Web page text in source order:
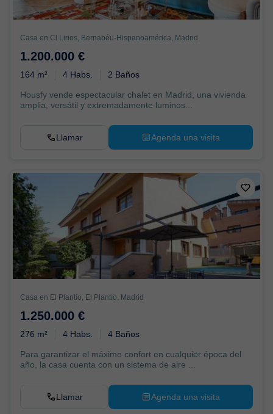
Casa en Cl Lirios, Bernabéu-Hispanoamérica, Madrid
1.200.000 €
164 m² 4 Habs. 2 Baños
Housfy vende espectacular chalet en Madrid, una vivienda
amplia, versátil y extremadamente luminos...
Llamar Agenda una visita
Casa en El Plantío, El Plantío, Madrid
1.250.000 €
276 m² 4 Habs. 4 Baños
Para garantizar el máximo confort en cualquier época del
año, la casa cuenta con un sistema de aire ...
Llamar Agenda una visita